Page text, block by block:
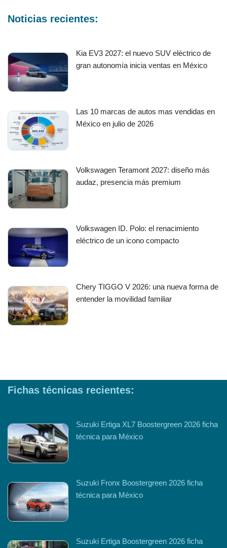
Noticias recientes:
Kia EV3 2027: el nuevo SUV eléctrico de
gran autonomía inicia ventas en México
Las 10 marcas de autos mas vendidas en
México en julio de 2026
Volkswagen Teramont 2027: diseño más
audaz, presencia más premium
Volkswagen ID. Polo: el renacimiento
eléctrico de un icono compacto
Chery TIGGO V 2026: una nueva forma de
entender la movilidad familiar
Fichas técnicas recientes:
Suzuki Ertiga XL7 Boostergreen 2026 ficha
técnica para México
Suzuki Fronx Boostergreen 2026 ficha
técnica para México
Suzuki Ertiga Boostergreen 2026 ficha